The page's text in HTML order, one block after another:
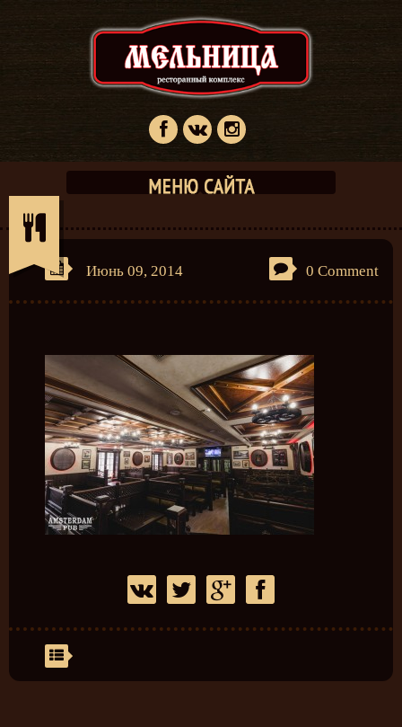
Июнь 09, 2014 0 Comment